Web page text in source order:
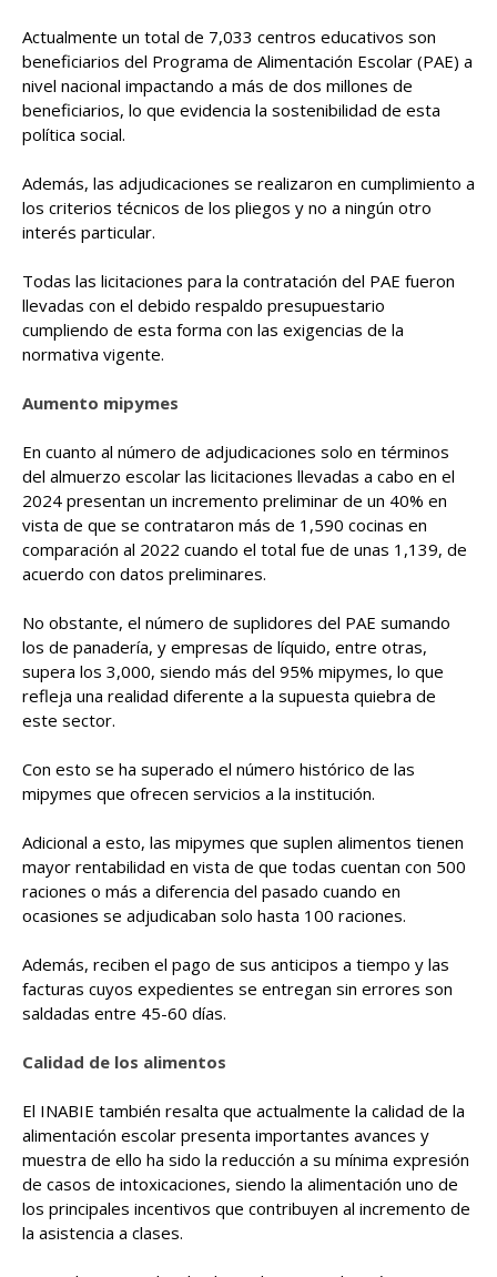
Actualmente un total de 7,033 centros educativos son
beneficiarios del Programa de Alimentación Escolar (PAE) a
nivel nacional impactando a más de dos millones de
beneficiarios, lo que evidencia la sostenibilidad de esta
política social.
Además, las adjudicaciones se realizaron en cumplimiento a
los criterios técnicos de los pliegos y no a ningún otro
interés particular.
Todas las licitaciones para la contratación del PAE fueron
llevadas con el debido respaldo presupuestario
cumpliendo de esta forma con las exigencias de la
normativa vigente.
Aumento mipymes
En cuanto al número de adjudicaciones solo en términos
del almuerzo escolar las licitaciones llevadas a cabo en el
2024 presentan un incremento preliminar de un 40% en
vista de que se contrataron más de 1,590 cocinas en
comparación al 2022 cuando el total fue de unas 1,139, de
acuerdo con datos preliminares.
No obstante, el número de suplidores del PAE sumando
los de panadería, y empresas de líquido, entre otras,
supera los 3,000, siendo más del 95% mipymes, lo que
refleja una realidad diferente a la supuesta quiebra de
este sector.
Con esto se ha superado el número histórico de las
mipymes que ofrecen servicios a la institución.
Adicional a esto, las mipymes que suplen alimentos tienen
mayor rentabilidad en vista de que todas cuentan con 500
raciones o más a diferencia del pasado cuando en
ocasiones se adjudicaban solo hasta 100 raciones.
Además, reciben el pago de sus anticipos a tiempo y las
facturas cuyos expedientes se entregan sin errores son
saldadas entre 45-60 días.
Calidad de los alimentos
El INABIE también resalta que actualmente la calidad de la
alimentación escolar presenta importantes avances y
muestra de ello ha sido la reducción a su mínima expresión
de casos de intoxicaciones, siendo la alimentación uno de
los principales incentivos que contribuyen al incremento de
la asistencia a clases.